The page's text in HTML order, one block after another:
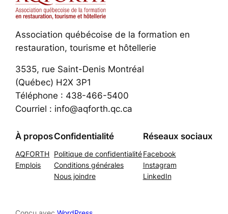
Association québécoise de la formation en
restauration, tourisme et hôtellerie
3535, rue Saint-Denis Montréal
(Québec) H2X 3P1
Téléphone : 438-466-5400
Courriel : info@aqforth.qc.ca
À propos
AQFORTH
Emplois
Confidentialité
Politique de confidentialité
Conditions générales
Nous joindre
Réseaux sociaux
Facebook
Instagram
LinkedIn